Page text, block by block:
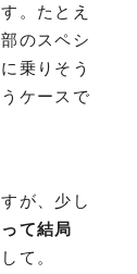
。たとえ
のスペシ
乗りそう
ケースで
が、少し
て結局
て。